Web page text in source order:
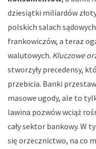
dziesiątki miliardów
polskich salach
frankowiczów, a teraz
walutowych. Kluczowe
stworzyły precedensy,
przebicia. Banki
masowe ugody, ale to
lawina pozwów wciąż
cały sektor bankowy. W
się orzecznictwo, na co